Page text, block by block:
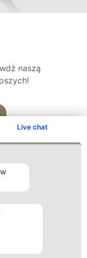
Live chat
naszą